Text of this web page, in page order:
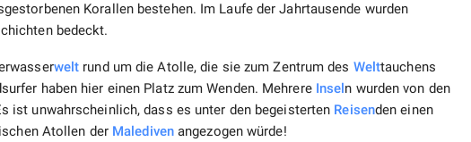
Korallen bestehen. Im Laufe der Jahrtausende wurden
bedeckt.
welt rund um die Atolle, die sie zum Zentrum des Welttauchens
haben hier einen Platz zum Wenden. Mehrere Inseln wurden von den
ist unwahrscheinlich, dass es unter den begeisterten Reisenden einen
Atollen der Maledivenangezogen würde!